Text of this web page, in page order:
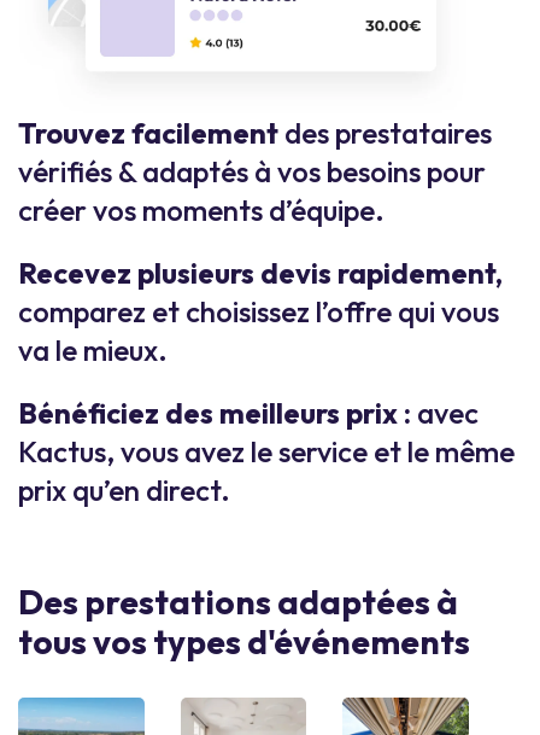
Trouvez facilement des prestataires
vérifiés & adaptés à vos besoins pour
créer vos moments d’équipe.
Recevez plusieurs devis rapidement,
comparez et choisissez l’offre qui vous
va le mieux.
Bénéficiez des meilleurs prix : avec
Kactus, vous avez le service et le même
prix qu’en direct.
Des prestations adaptées à
tous vos types d'événements